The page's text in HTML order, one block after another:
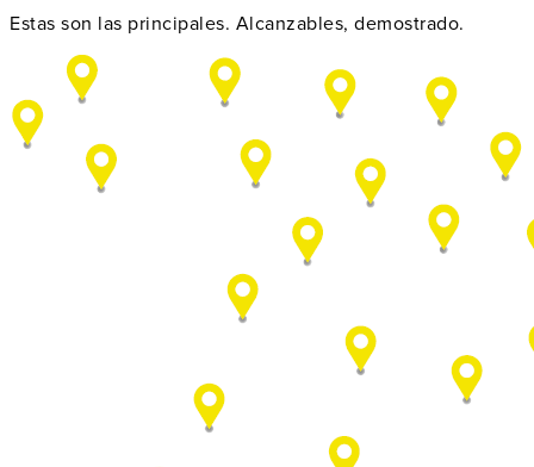
Estas son las principales. Alcanzables, demostrado.